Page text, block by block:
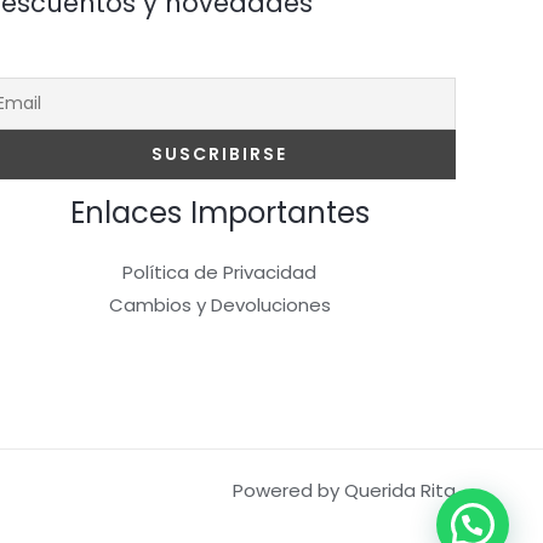
Enlaces Importantes
Política de Privacidad
Cambios y Devoluciones
Powered by Querida Rita